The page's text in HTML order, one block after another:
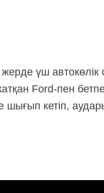
үш автокөлік
Ford-пен
шығып кетіп,